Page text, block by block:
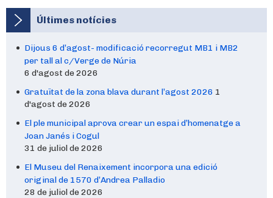
Últimes notícies
Dijous 6 d’agost- modificació recorregut MB1 i MB2
per tall al c/Verge de Núria
6 d'agost de 2026
Gratuïtat de la zona blava durant l’agost 2026 1
d'agost de 2026
El ple municipal aprova crear un espai d’homenatge a
Joan Janés i Cogul
31 de juliol de 2026
El Museu del Renaixement incorpora una edició
original de 1570 d’Andrea Palladio
28 de juliol de 2026